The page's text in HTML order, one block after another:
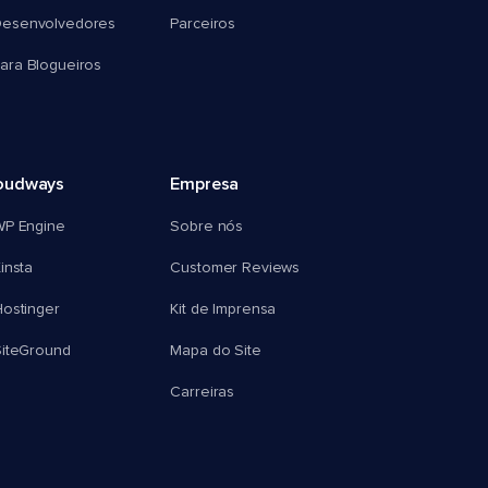
Blogueiros
Parceiros
Engine
Empresa
Sobre nós
Customer Reviews
Kit de Imprensa
Mapa do Site
Carreiras